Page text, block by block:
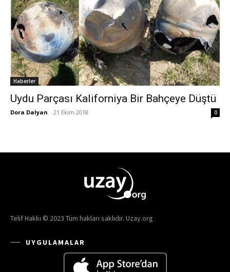
Haberler
Uydu Parçası Kaliforniya Bir Bahçeye Düştü
Dora Dalyan - 21 Ekim 2018 0
Telif Hakkı © 2023 Tüm hakları saklıdır. Uzay.org
UYGULAMALAR